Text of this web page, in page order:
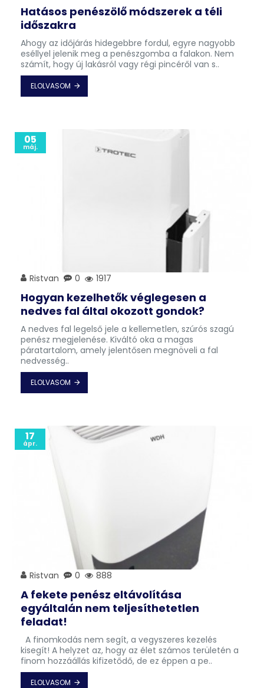
Hatásos penészölő módszerek a téli
időszakra
Ahogy az időjárás hidegebbre fordul, egyre nagyobb
eséllyel jelenik meg a penészgomba a falakon. Nem
számít, hogy új lakásról vagy régi pincéről van s..
ELOLVASOM
05
máj.
Ristvan 0 1917
Hogyan kezelhetők véglegesen a
nedves fal által okozott gondok?
A nedves fal legelső jele a kellemetlen, szúrós szagú
penész megjelenése. Kiváltó oka a magas
páratartalom, amely jelentősen megnöveli a fal
nedvesség..
ELOLVASOM
17
ápr.
Ristvan 0 888
A fekete penész eltávolítása
egyáltalán nem teljesíthetetlen
feladat!
A finomkodás nem segít, a vegyszeres kezelés
kisegít! A helyzet az, hogy az élet számos területén a
finom hozzáállás kifizetődő, de ez éppen a pe..
ELOLVASOM